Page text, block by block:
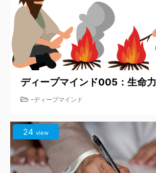
ディープマインド005：生命力
-ディープマインド
24 view